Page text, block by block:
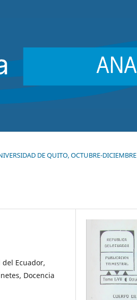
DE QUITO, OCTUBRE-DICIEMBRE
Ecuador,
Docencia